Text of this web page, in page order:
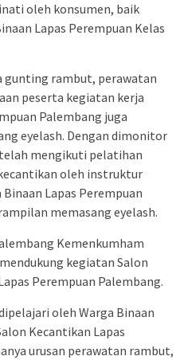
oleh konsumen, baik
Lapas Perempuan Kelas
gunting rambut, perawatan
peserta kegiatan kerja
Palembang juga
eyelash. Dengan dimonitor
mengikuti pelatihan
oleh instruktur
Binaan Lapas Perempuan
memasang eyelash.
Kemenkumham
kegiatan Salon
Perempuan Palembang.
oleh Warga Binaan
Kecantikan Lapas
urusan perawatan rambut,